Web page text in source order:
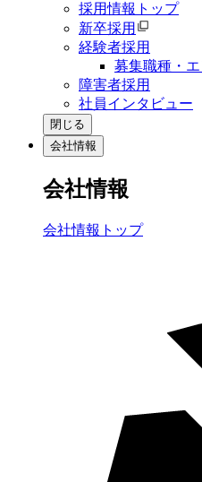
採用情報トップ
新卒採用
経験者採用
募集職種・
障害者採用
社員インタビュー
閉じる
会社情報
会社情報
会社情報トップ